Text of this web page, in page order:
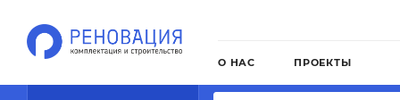
О НАС ПРОЕКТЫ